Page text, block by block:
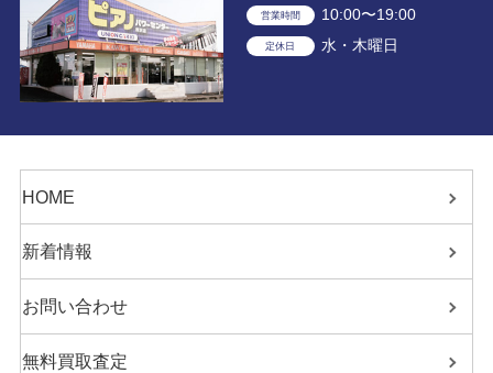
営業時間 10:00〜19:00
定休日 水・木曜日
HOME
新着情報
お問い合わせ
無料買取査定